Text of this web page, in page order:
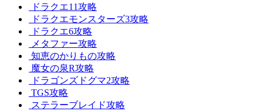
ドラクエ11攻略
ドラクエモンスターズ3攻略
ドラクエ6攻略
メタファー攻略
知恵のかりもの攻略
魔女の泉R攻略
ドラゴンズドグマ2攻略
TGS攻略
ステラーブレイド攻略